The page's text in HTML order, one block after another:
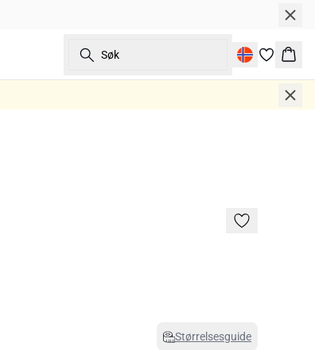
Søk
Størrelsesguide